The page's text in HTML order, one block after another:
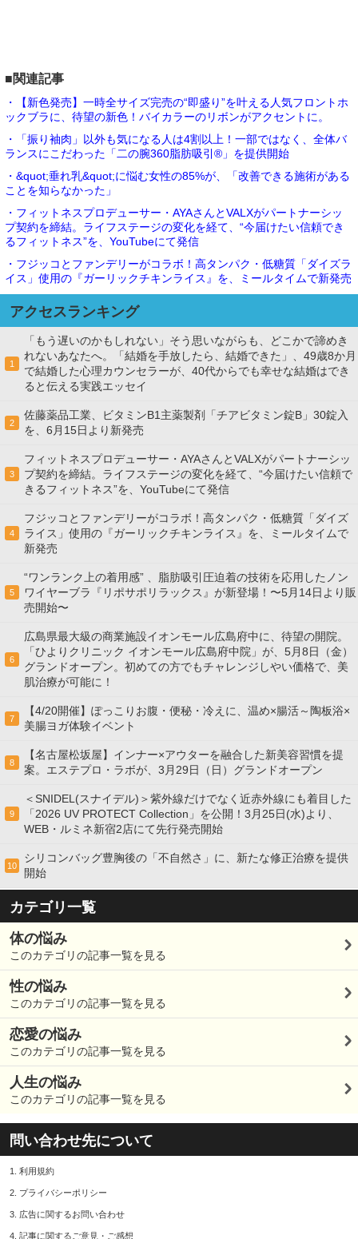
■関連記事
・【新色発売】一時全サイズ完売の“即盛り”を叶える人気フロントホ
ックブラに、待望の新色！バイカラーのリボンがアクセントに。
・「振り袖肉」以外も気になる人は4割以上！一部ではなく、全体バ
ランスにこだわった「二の腕360脂肪吸引®」を提供開始
・&quot;垂れ乳&quot;に悩む女性の85%が、「改善できる施術がある
ことを知らなかった」
・フィットネスプロデューサー・AYAさんとVALXがパートナーシッ
プ契約を締結。ライフステージの変化を経て、“今届けたい信頼でき
るフィットネス”を、YouTubeにて発信
・フジッコとファンデリーがコラボ！高タンパク・低糖質「ダイズラ
イス」使用の『ガーリックチキンライス』を、ミールタイムで新発売
アクセスランキング
1
「もう遅いのかもしれない」そう思いながらも、どこかで諦めき
れないあなたへ。「結婚を手放したら、結婚できた」、49歳8か月
で結婚した心理カウンセラーが、40代からでも幸せな結婚はでき
ると伝える実践エッセイ
2
佐藤薬品工業、ビタミンB1主薬製剤「チアビタミン錠B」30錠入
を、6月15日より新発売
3
フィットネスプロデューサー・AYAさんとVALXがパートナーシッ
プ契約を締結。ライフステージの変化を経て、“今届けたい信頼で
きるフィットネス”を、YouTubeにて発信
4
フジッコとファンデリーがコラボ！高タンパク・低糖質「ダイズ
ライス」使用の『ガーリックチキンライス』を、ミールタイムで
新発売
5
“ワンランク上の着用感” 、脂肪吸引圧迫着の技術を応用したノン
ワイヤーブラ『リポサポリラックス』が新登場！〜5月14日より販
売開始〜
6
広島県最大級の商業施設イオンモール広島府中に、待望の開院。
「ひよりクリニック イオンモール広島府中院」が、5月8日（金）
グランドオープン。初めての方でもチャレンジしやい価格で、美
肌治療が可能に！
7
【4/20開催】ぽっこりお腹・便秘・冷えに、温め×腸活～陶板浴×
美腸ヨガ体験イベント
8
【名古屋松坂屋】インナー×アウターを融合した新美容習慣を提
案。エステプロ・ラボが、3月29日（日）グランドオープン
9
＜SNIDEL(スナイデル)＞紫外線だけでなく近赤外線にも着目した
「2026 UV PROTECT Collection」を公開！3月25日(水)より、
WEB・ルミネ新宿2店にて先行発売開始
10
シリコンバッグ豊胸後の「不自然さ」に、新たな修正治療を提供
開始
カテゴリ一覧
体の悩み
このカテゴリの記事一覧を見る
性の悩み
このカテゴリの記事一覧を見る
恋愛の悩み
このカテゴリの記事一覧を見る
人生の悩み
このカテゴリの記事一覧を見る
問い合わせ先について
1. 利用規約
2. プライバシーポリシー
3. 広告に関するお問い合わせ
4. 記事に関するご意見・ご感想